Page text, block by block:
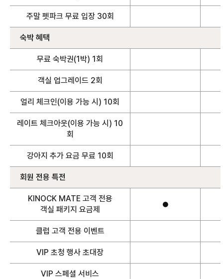
주말 펫파크 무료 입장 30회
숙박 혜택
무료 숙박권(1박) 1회
객실 업그레이드 2회
얼리 체크인(이용 가능 시) 10회
레이트 체크아웃(이용 가능 시) 10
회
강아지 추가 요금 무료 10회
회원 전용 특전
KINOCK MATE 고객 전용
객실 패키지 요금제
●
클럽 고객 전용 이벤트
VIP 초청 행사 초대장
VIP 스페셜 서비스